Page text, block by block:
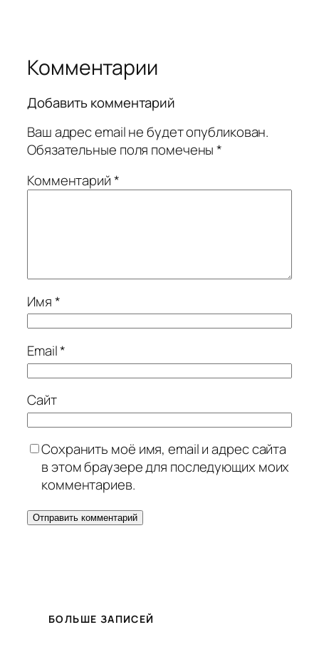
Комментарии
Добавить комментарий
Ваш адрес email не будет опубликован.
Обязательные поля помечены*
Комментарий*
Имя*
Email*
Сайт
Сохранить моё имя, email и адрес сайта
в этом браузере для последующих моих
комментариев.
БОЛЬШЕ ЗАПИСЕЙ